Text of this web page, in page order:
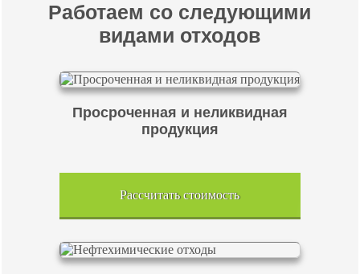
Работаем со следующими
видами отходов
Просроченная и неликвидная
продукция
Рассчитать стоимость